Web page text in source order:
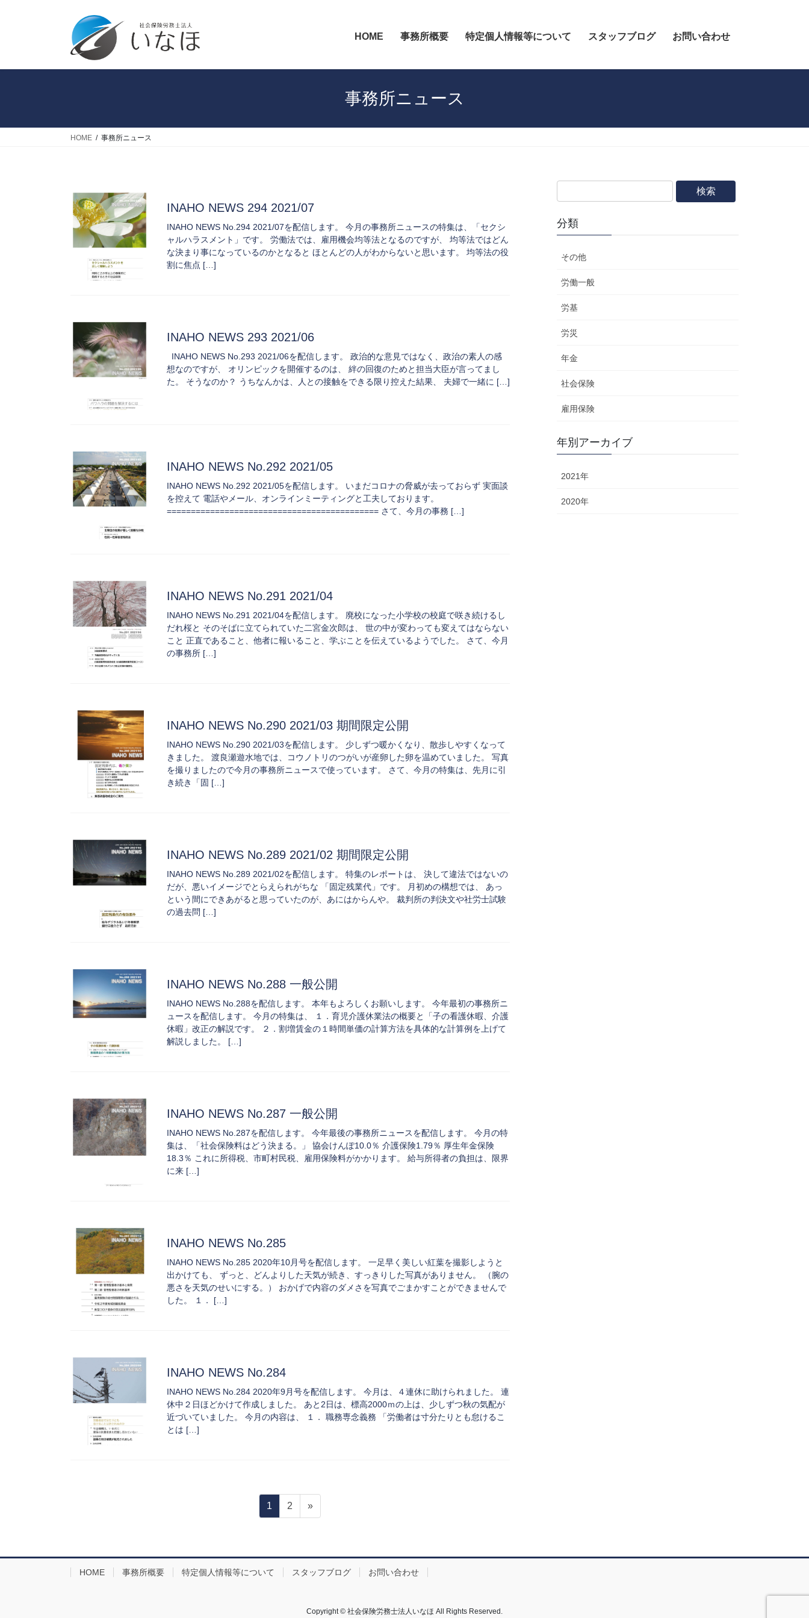
HOME 事務所概要 特定個人情報等について スタッフブログ お問い合わせ
事務所ニュース
HOME 事務所ニュース
INAHO NEWS 294 2021/07
INAHO NEWS No.294 2021/07を配信します。 今月の事務所ニュースの特集は、「セクシ
ャルハラスメント」です。 労働法では、雇用機会均等法となるのですが、 均等法ではどん
な決まり事になっているのかとなると ほとんどの人がわからないと思います。 均等法の役
割に焦点 […]
INAHO NEWS 293 2021/06
INAHO NEWS No.293 2021/06を配信します。 政治的な意見ではなく、政治の素人の感
想なのですが、 オリンピックを開催するのは、 絆の回復のためと担当大臣が言ってまし
た。 そうなのか？ うちなんかは、人との接触をできる限り控えた結果、 夫婦で一緒に […]
INAHO NEWS No.292 2021/05
INAHO NEWS No.292 2021/05を配信します。 いまだコロナの脅威が去っておらず 実面談
を控えて 電話やメール、オンラインミーティングと工夫しております。
============================================ さて、今月の事務 […]
INAHO NEWS No.291 2021/04
INAHO NEWS No.291 2021/04を配信します。 廃校になった小学校の校庭で咲き続けるし
だれ桜と そのそばに立てられていた二宮金次郎は、 世の中が変わっても変えてはならない
こと 正直であること、他者に報いること、学ぶことを伝えているようでした。 さて、今月
の事務所 […]
INAHO NEWS No.290 2021/03 期間限定公開
INAHO NEWS No.290 2021/03を配信します。 少しずつ暖かくなり、散歩しやすくなって
きました。 渡良瀬遊水地では、コウノトリのつがいが産卵した卵を温めていました。 写真
を撮りましたので今月の事務所ニュースで使っています。 さて、今月の特集は、先月に引
き続き「固 […]
INAHO NEWS No.289 2021/02 期間限定公開
INAHO NEWS No.289 2021/02を配信します。 特集のレポートは、 決して違法ではないの
だが、悪いイメージでとらえられがちな 「固定残業代」です。 月初めの構想では、 あっ
という間にできあがると思っていたのが、あにはからんや。 裁判所の判決文や社労士試験
の過去問 […]
INAHO NEWS No.288 一般公開
INAHO NEWS No.288を配信します。 本年もよろしくお願いします。 今年最初の事務所ニ
ュースを配信します。 今月の特集は、 １．育児介護休業法の概要と「子の看護休暇、介護
休暇」改正の解説です。 ２．割増賃金の１時間単価の計算方法を具体的な計算例を上げて
解説しました。 […]
INAHO NEWS No.287 一般公開
INAHO NEWS No.287を配信します。 今年最後の事務所ニュースを配信します。 今月の特
集は、「社会保険料はどう決まる。」 協会けんぽ10.0％ 介護保険1.79％ 厚生年金保険
18.3％ これに所得税、市町村民税、雇用保険料がかかります。 給与所得者の負担は、限界
に来 […]
INAHO NEWS No.285
INAHO NEWS No.285 2020年10月号を配信します。 一足早く美しい紅葉を撮影しようと
出かけても、 ずっと、どんよりした天気が続き、すっきりした写真がありません。 （腕の
悪さを天気のせいにする。） おかげで内容のダメさを写真でごまかすことができませんで
した。 １． […]
INAHO NEWS No.284
INAHO NEWS No.284 2020年9月号を配信します。 今月は、４連休に助けられました。 連
休中２日ほどかけて作成しました。 あと2日は、標高2000ｍの上は、少しずつ秋の気配が
近づいていました。 今月の内容は、 １． 職務専念義務 「労働者は寸分たりとも怠けるこ
とは […]
ペ
ー
固
定
ジ
1
固
定
ジ
2 »
分類
その他
労働一般
労基
労災
年金
社会保険
雇用保険
年別アーカイブ
2021年
2020年
HOME 事務所概要 特定個人情報等について スタッフブログ お問い合わせ
Copyright © 社会保険労務士法人いなほ All Rights Reserved.